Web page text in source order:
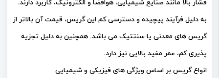
فشار بالا مانند صنایع شیمیایی، هوافضا و الکترونیک، کاربرد دارند.
به دلیل فرآیند پیچیده و دسترسی کم این گریس، قیمت آن بالاتر از
گریس های معدنی یا سنتتیک می باشد. همچنین به دلیل تجزیه
پذیری کم، عمر مفید بالایی نیز دارد.
انواع گریس بر اساس ویژگی های فیزیکی و شیمیایی